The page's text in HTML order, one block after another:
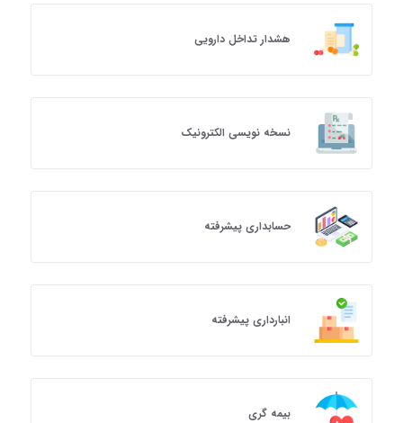
هشدار تداخل دارویی
نسخه نویسی الکترونیک
حسابداری پیشرفته
انبارداری پیشرفته
بیمه گری